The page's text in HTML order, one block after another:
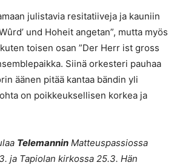
julistavia resitatiiveja ja kauniin
und Hoheit angetan”, mutta myös
toisen osan ”Der Herr ist gross
Siinä orkesteri pauhaa
äänen pitää kantaa bändin yli
on poikkeuksellisen korkea ja
Telemannin Matteuspassiossa
ja Tapiolan kirkossa 25.3. Hän